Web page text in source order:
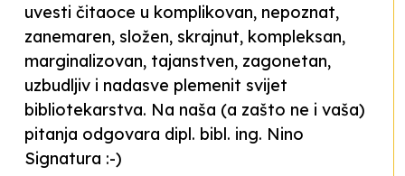
uvesti čitaoce u komplikovan, nepoznat,
zanemaren, složen, skrajnut, kompleksan,
marginalizovan, tajanstven, zagonetan,
uzbudljiv i nadasve plemenit svijet
bibliotekarstva. Na naša (a zašto ne i vaša)
pitanja odgovara dipl. bibl. ing. Nino
Signatura :-)